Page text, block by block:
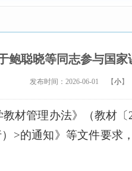
鲍聪晓等同志参与国
发布时间：2026-06-01 【小】
材管理办法》（教材
>的通知》等文件要求